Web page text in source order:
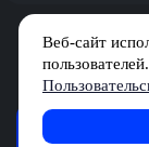
Веб-сайт
Сетевое издание
Решением
технологий и
29 декабря 2022 г.
Учредитель: